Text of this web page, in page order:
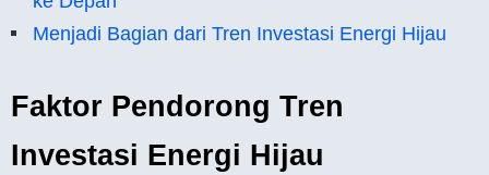
Menjadi Bagian dari Tren Investasi Energi Hijau
Faktor Pendorong Tren
Investasi Energi Hijau